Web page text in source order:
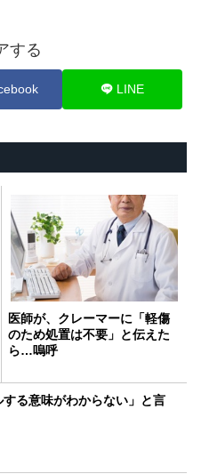
する
LINE
医師が、クレーマーに「軽傷
のため処置は不要」と伝えた
ら…嗚呼
る意味がわからない」と言